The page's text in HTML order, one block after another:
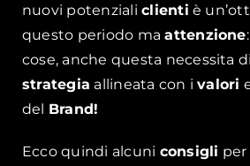
nuovi potenzialiclienti è
questo periodo maattenzione
cose, anche questa necessita
strategia allineata con ivalori
del Brand!
Ecco quindi alcuni consigli per